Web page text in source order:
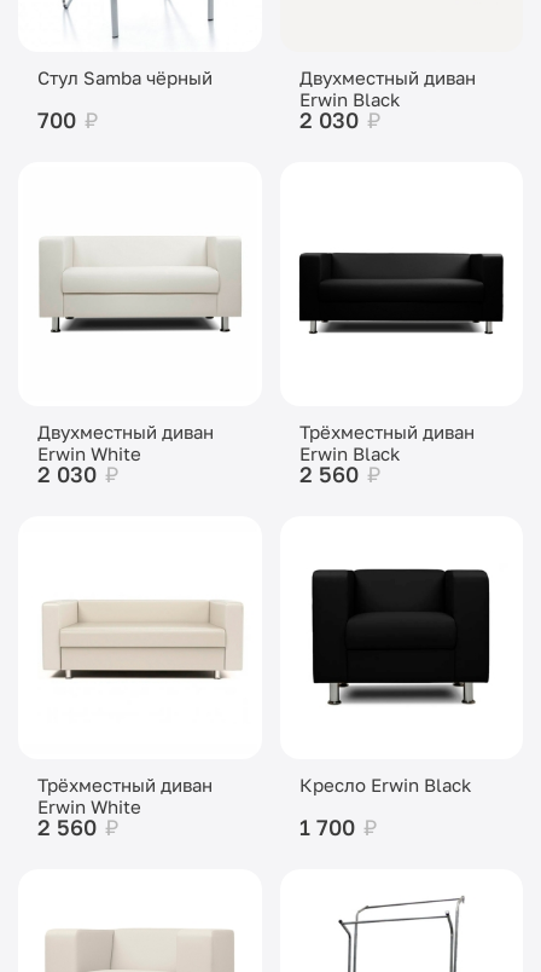
Стул Samba чёрный
700 ₽
Двухместный диван
Erwin Black
2 030 ₽
Двухместный диван
Erwin White
2 030 ₽
Трёхместный диван
Erwin Black
2 560 ₽
Трёхместный диван
Erwin White
2 560 ₽
Кресло Erwin Black
1 700 ₽